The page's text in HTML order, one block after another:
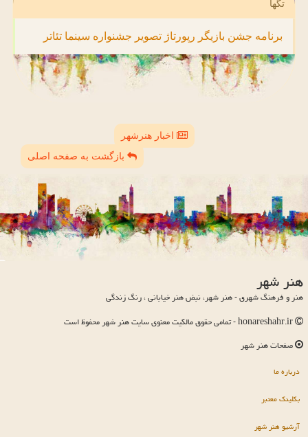
تگها
برنامه جشن بازیگر رپورتاژ تصویر جشنواره سینما تئاتر
اخبار هنرشهر
بازگشت به صفحه اصلی
هنر شهر
هنر و فرهنگ شهری - هنر شهر، نبض هنر خیابانی ، رنگ زندگی
صفحات هنر شهر
درباره ما
بکلینک معتبر
آرشیو هنر شهر